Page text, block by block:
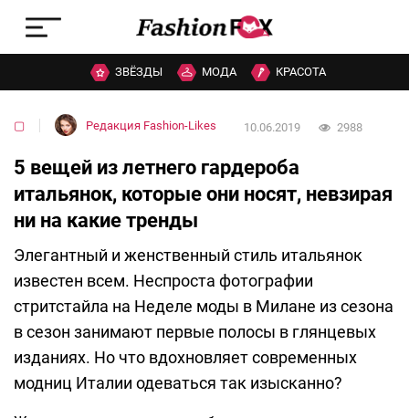
ЗВЁЗДЫ МОДА КРАСОТА
▢ Редакция Fashion-Likes 10.06.2019 2988
5 вещей из летнего гардероба
итальянок, которые они носят, невзирая
ни на какие тренды
Элегантный и женственный стиль итальянок
известен всем. Неспроста фотографии
стритстайла на Неделе моды в Милане из сезона
в сезон занимают первые полосы в глянцевых
изданиях. Но что вдохновляет современных
модниц Италии одеваться так изысканно?